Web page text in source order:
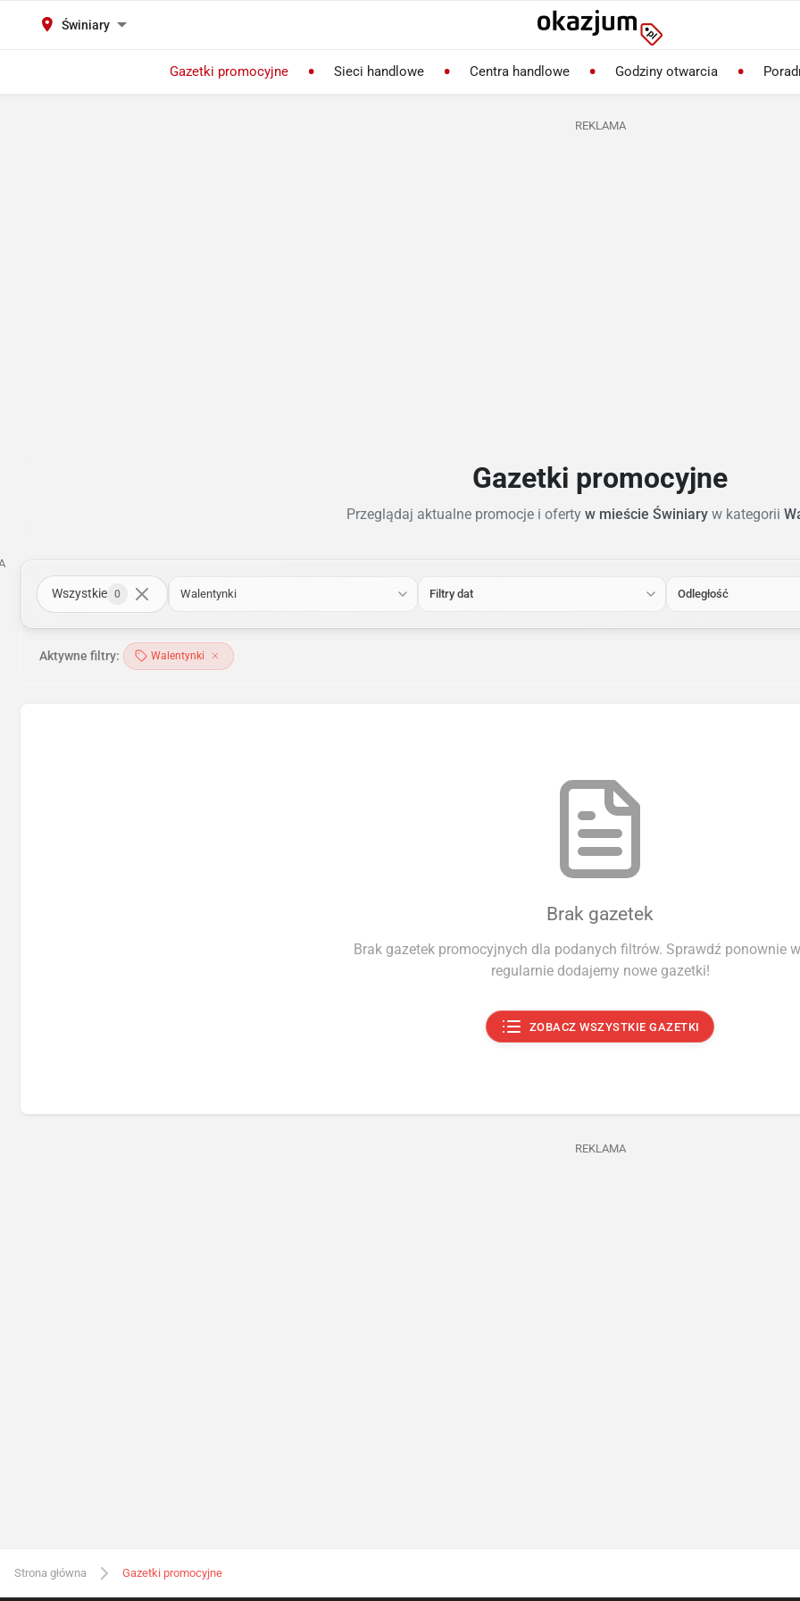
Świniary
Gazetki promocyjne Sieci handlowe Centra handlowe Godziny otwarcia
REKLAMA
Gazetki promocyjne
Przeglądaj aktualne promocje i ofertyw mieście Świniaryw kategorii
Wszystkie 0 Walentynki Filtry dat Odległość
Aktywne filtry: Walentynki
Brak gazetek
Brak gazetek promocyjnych dla podanych filtrów. Sprawdź ponownie
regularnie dodajemy nowe gazetki!
ZOBACZ WSZYSTKIE GAZETKI
REKLAMA
Strona główna Gazetki promocyjne